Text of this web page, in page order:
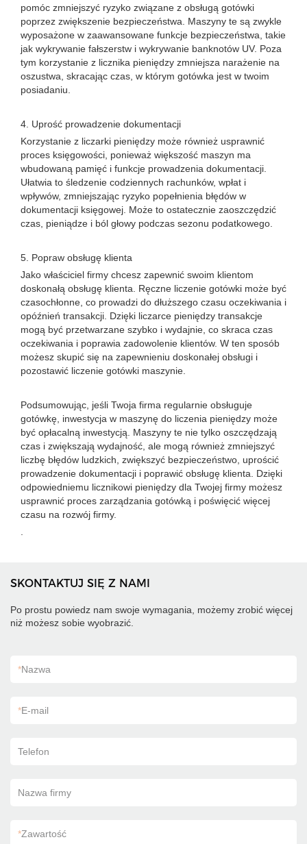
pomóc zmniejszyć ryzyko związane z obsługą gotówki
poprzez zwiększenie bezpieczeństwa. Maszyny te są zwykle
wyposażone w zaawansowane funkcje bezpieczeństwa, takie
jak wykrywanie fałszerstw i wykrywanie banknotów UV. Poza
tym korzystanie z licznika pieniędzy zmniejsza narażenie na
oszustwa, skracając czas, w którym gotówka jest w twoim
posiadaniu.
4. Uprość prowadzenie dokumentacji
Korzystanie z liczarki pieniędzy może również usprawnić
proces księgowości, ponieważ większość maszyn ma
wbudowaną pamięć i funkcje prowadzenia dokumentacji.
Ułatwia to śledzenie codziennych rachunków, wpłat i
wpływów, zmniejszając ryzyko popełnienia błędów w
dokumentacji księgowej. Może to ostatecznie zaoszczędzić
czas, pieniądze i ból głowy podczas sezonu podatkowego.
5. Popraw obsługę klienta
Jako właściciel firmy chcesz zapewnić swoim klientom
doskonałą obsługę klienta. Ręczne liczenie gotówki może być
czasochłonne, co prowadzi do dłuższego czasu oczekiwania i
opóźnień transakcji. Dzięki liczarce pieniędzy transakcje
mogą być przetwarzane szybko i wydajnie, co skraca czas
oczekiwania i poprawia zadowolenie klientów. W ten sposób
możesz skupić się na zapewnieniu doskonałej obsługi i
pozostawić liczenie gotówki maszynie.
Podsumowując, jeśli Twoja firma regularnie obsługuje
gotówkę, inwestycja w maszynę do liczenia pieniędzy może
być opłacalną inwestycją. Maszyny te nie tylko oszczędzają
czas i zwiększają wydajność, ale mogą również zmniejszyć
liczbę błędów ludzkich, zwiększyć bezpieczeństwo, uprościć
prowadzenie dokumentacji i poprawić obsługę klienta. Dzięki
odpowiedniemu licznikowi pieniędzy dla Twojej firmy możesz
usprawnić proces zarządzania gotówką i poświęcić więcej
czasu na rozwój firmy.
SKONTAKTUJ SIĘ Z NAMI
Po prostu powiedz nam swoje wymagania, możemy zrobić więcej
niż możesz sobie wyobrazić.
*Nazwa
*E-mail
Telefon
Nazwa firmy
*Zawartość